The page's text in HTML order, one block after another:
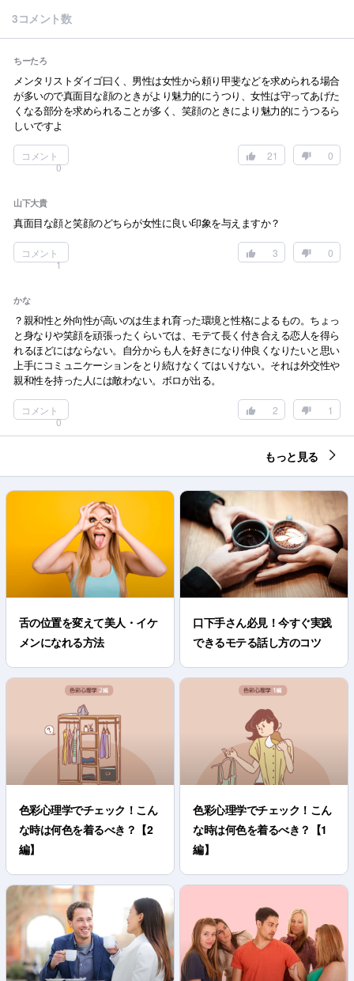
3コメント数
ちーたろ
メンタリストダイゴ曰く、男性は女性から頼り甲斐などを求められる場合
が多いので真面目な顔のときがより魅力的にうつり、女性は守ってあげた
くなる部分を求められることが多く、笑顔のときにより魅力的にうつるら
しいですよ
コメント
0
0
21
山下大貴
真面目な顔と笑顔のどちらが女性に良い印象を与えますか？
コメント
1
0
3
かな
？親和性と外向性が高いのは生まれ育った環境と性格によるもの。ちょっ
と身なりや笑顔を頑張ったくらいでは、モテて長く付き合える恋人を得ら
れるほどにはならない。自分からも人を好きになり仲良くなりたいと思い
上手にコミュニケーションをとり続けなくてはいけない。それは外交性や
親和性を持った人には敵わない。ボロが出る。
コメント
0
1
2
もっと見る
舌の位置を変えて美人・イケ
メンになれる方法
口下手さん必見！今すぐ実践
できるモテる話し方のコツ
色彩心理学でチェック！こん
な時は何色を着るべき？【2
編】
色彩心理学でチェック！こん
な時は何色を着るべき？【1
編】